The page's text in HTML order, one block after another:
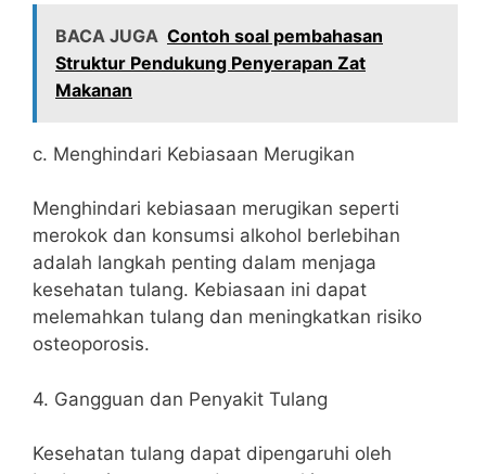
BACA JUGA Contoh soal pembahasan
Struktur Pendukung Penyerapan Zat
Makanan
c. Menghindari Kebiasaan Merugikan
Menghindari kebiasaan merugikan seperti
merokok dan konsumsi alkohol berlebihan
adalah langkah penting dalam menjaga
kesehatan tulang. Kebiasaan ini dapat
melemahkan tulang dan meningkatkan risiko
osteoporosis.
4. Gangguan dan Penyakit Tulang
Kesehatan tulang dapat dipengaruhi oleh